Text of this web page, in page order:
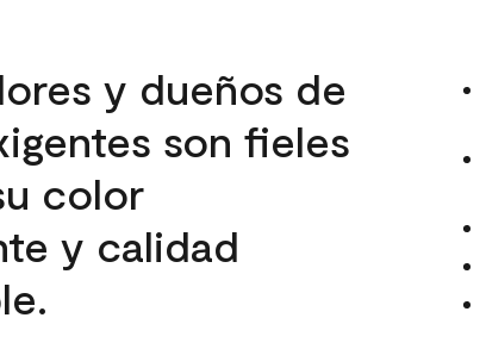
y dueños de
son fieles
color
y calidad